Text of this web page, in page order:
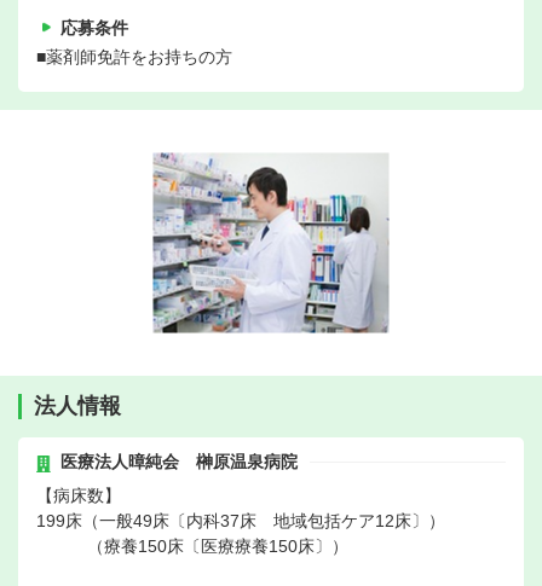
応募条件
■薬剤師免許をお持ちの方
法人情報
医療法人暲純会 榊原温泉病院
【病床数】
199床（一般49床〔内科37床 地域包括ケア12床〕）
（療養150床〔医療療養150床〕）